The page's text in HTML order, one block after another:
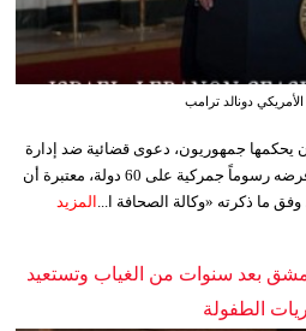
الأمريكي دونالد ترامب
اثنتان يحكمها جمهوريون، دعوى قضائية ضد إدارة
دونالد ترمب، الاثنين، على خلفية فرضه رسوماً جمركية على 60 دولة، معتبرة أن
وفق ما ذكرته «وكالة الصحافة ا... المزيد
بعد سنوات من الغياب وتستعيد
الطفولة